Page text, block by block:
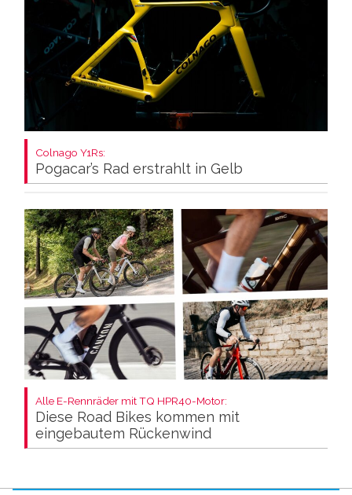
Colnago Y1Rs:
Pogacar’s Rad erstrahlt in Gelb
Alle E-Rennräder mit TQ HPR40-Motor:
Diese Road Bikes kommen mit
eingebautem Rückenwind